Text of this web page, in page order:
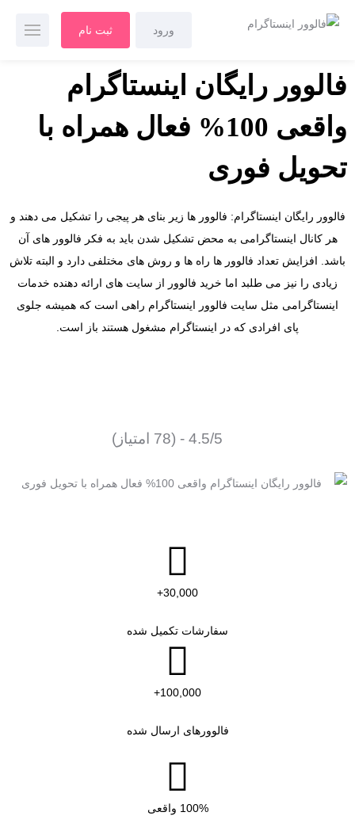
ورود ثبت نام
فالوور رایگان اینستاگرام
واقعی 100% فعال همراه با
تحویل فوری
فالوور رایگان اینستاگرام: فالوور ها زیر بنای هر پیجی را تشکیل می دهند و
هر کانال اینستاگرامی به محض تشکیل شدن باید به فکر فالوور های آن
باشد. افزایش تعداد فالوور ها راه ها و روش های مختلفی دارد و البته تلاش
زیادی را نیز می طلبد اما خرید فالوور از سایت های ارائه دهنده خدمات
اینستاگرامی مثل سایت فالوور اینستاگرام راهی است که همیشه جلوی
پای افرادی که در اینستاگرام مشغول هستند باز است.
4.5/5 - (78 امتیاز)
30,000+
سفارشات تکمیل شده
100,000+
فالوورهای ارسال شده
100% واقعی